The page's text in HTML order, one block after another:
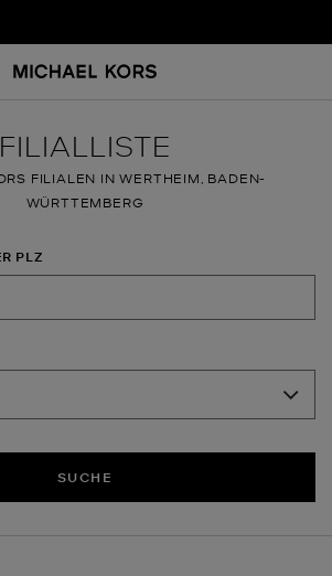
FILIALLISTE
FILIALEN IN WERTHEIM, BADEN-
WÜRTTEMBERG
PLZ
SUCHE